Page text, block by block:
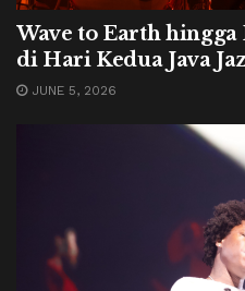
Wave to Earth
di Hari Kedua Java
JUNE 5, 2026